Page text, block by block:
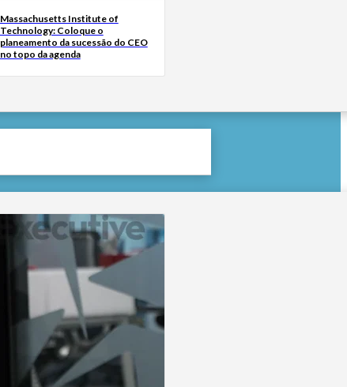
Massachusetts Institute of
Technology: Coloque o
planeamento da sucessão do CEO
no topo da agenda